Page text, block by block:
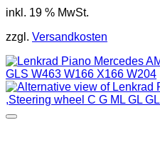
inkl. 19 % MwSt.
zzgl. Versandkosten